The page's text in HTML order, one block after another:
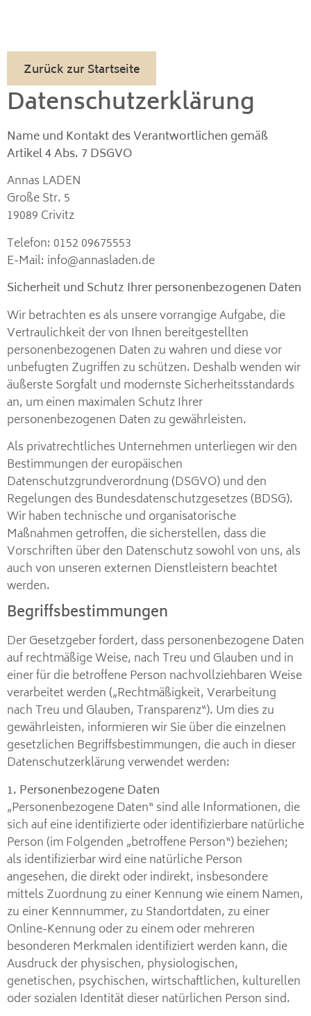
Zurück zur Startseite
Datenschutzerklärung
Name und Kontakt des Verantwortlichen gemäß
Artikel 4 Abs. 7 DSGVO
Annas LADEN
Große Str. 5
19089 Crivitz
Telefon: 0152 09675553
E-Mail: info@annasladen.de
Sicherheit und Schutz Ihrer personenbezogenen Daten
Wir betrachten es als unsere vorrangige Aufgabe, die
Vertraulichkeit der von Ihnen bereitgestellten
personenbezogenen Daten zu wahren und diese vor
unbefugten Zugriffen zu schützen. Deshalb wenden wir
äußerste Sorgfalt und modernste Sicherheitsstandards
an, um einen maximalen Schutz Ihrer
personenbezogenen Daten zu gewährleisten.
Als privatrechtliches Unternehmen unterliegen wir den
Bestimmungen der europäischen
Datenschutzgrundverordnung (DSGVO) und den
Regelungen des Bundesdatenschutzgesetzes (BDSG).
Wir haben technische und organisatorische
Maßnahmen getroffen, die sicherstellen, dass die
Vorschriften über den Datenschutz sowohl von uns, als
auch von unseren externen Dienstleistern beachtet
werden.
Begriffsbestimmungen
Der Gesetzgeber fordert, dass personenbezogene Daten
auf rechtmäßige Weise, nach Treu und Glauben und in
einer für die betroffene Person nachvollziehbaren Weise
verarbeitet werden („Rechtmäßigkeit, Verarbeitung
nach Treu und Glauben, Transparenz“). Um dies zu
gewährleisten, informieren wir Sie über die einzelnen
gesetzlichen Begriffsbestimmungen, die auch in dieser
Datenschutzerklärung verwendet werden:
1. Personenbezogene Daten
„Personenbezogene Daten“ sind alle Informationen, die
sich auf eine identifizierte oder identifizierbare natürliche
Person (im Folgenden „betroffene Person“) beziehen;
als identifizierbar wird eine natürliche Person
angesehen, die direkt oder indirekt, insbesondere
mittels Zuordnung zu einer Kennung wie einem Namen,
zu einer Kennnummer, zu Standortdaten, zu einer
Online-Kennung oder zu einem oder mehreren
besonderen Merkmalen identifiziert werden kann, die
Ausdruck der physischen, physiologischen,
genetischen, psychischen, wirtschaftlichen, kulturellen
oder sozialen Identität dieser natürlichen Person sind.